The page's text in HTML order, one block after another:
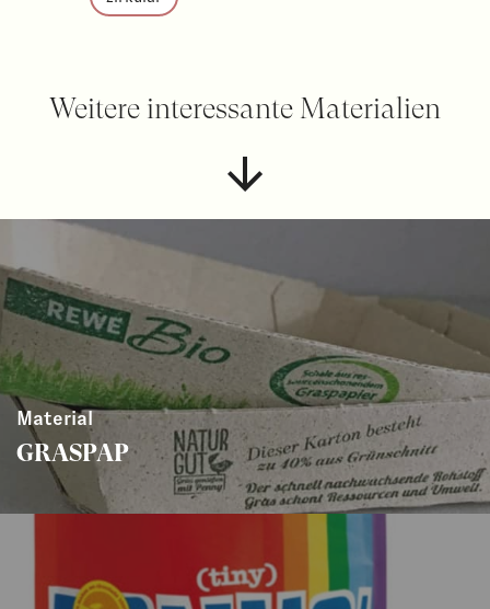
Weitere interessante Materialien
Material
GRASPAP